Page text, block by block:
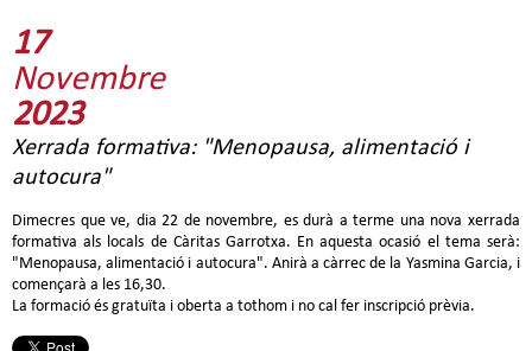
17
Novembre
2023
Xerrada formativa: "Menopausa, alimentació i
autocura"
Dimecres que ve, dia 22 de novembre, es durà a terme una nova xerrada
formativa als locals de Càritas Garrotxa. En aquesta ocasió el tema serà:
"Menopausa, alimentació i autocura". Anirà a càrrec de la Yasmina Garcia, i
començarà a les 16,30.
La formació és gratuïta i oberta a tothom i no cal fer inscripció prèvia.